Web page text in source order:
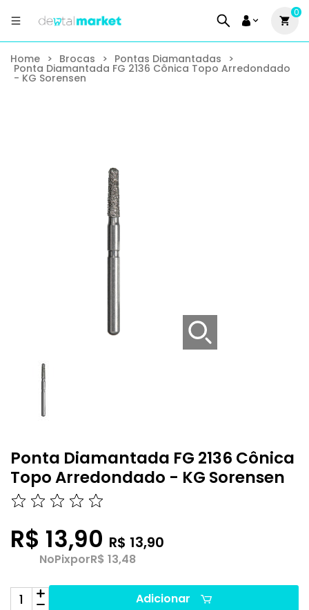
0
Home > Brocas > Pontas Diamantadas >
Ponta Diamantada FG 2136 Cônica Topo Arredondado
- KG Sorensen
Ponta Diamantada FG 2136 Cônica
Topo Arredondado - KG Sorensen
R$ 13,90 R$ 13,90
NoPixporR$ 13,48
Adicionar